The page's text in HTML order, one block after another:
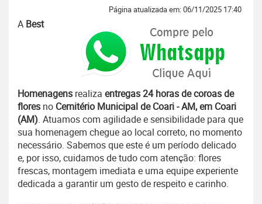
Página atualizada em: 06/11/2025 17:40
A Best
Homenagens realiza entregas 24 horas de coroas de
flores no Cemitério Municipal de Coari - AM, em Coari
(AM). Atuamos com agilidade e sensibilidade para que
sua homenagem chegue ao local correto, no momento
necessário. Sabemos que este é um período delicado
e, por isso, cuidamos de tudo com atenção: flores
frescas, montagem imediata e uma equipe experiente
dedicada a garantir um gesto de respeito e carinho.